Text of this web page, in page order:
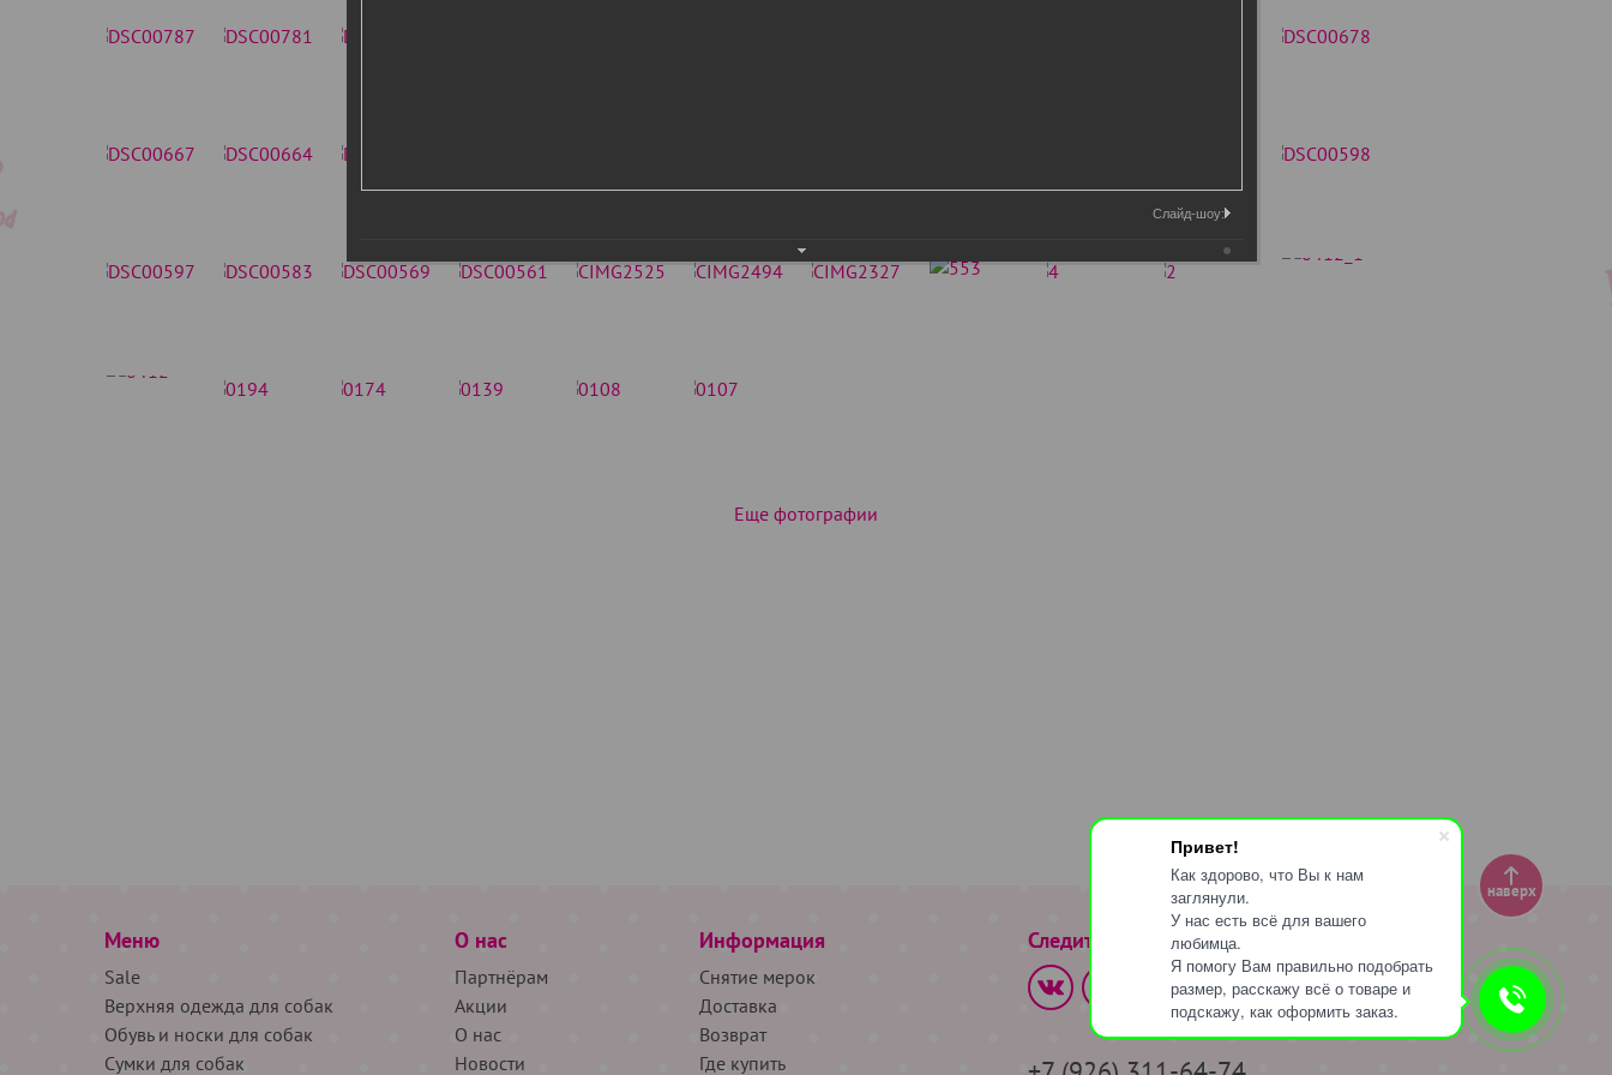
Привет!
Как здорово, что Вы к нам
заглянули.
У нас есть всё для вашего
любимца.
Я помогу Вам правильно подобрать
размер, расскажу всё о товаре и
подскажу, как оформить заказ.
Еще фотографии
Меню
Sale
Верхняя одежда для собак
Обувь и носки для собак
Сумки для собак
О нас
Партнёрам
Акции
О нас
Новости
Информация
Снятие мерок
Доставка
Возврат
Где купить
Следите за нами
наверх
Слайд-шоу: